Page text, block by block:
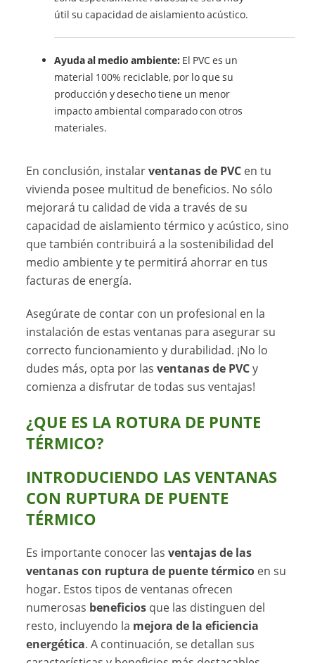
útil su capacidad de aislamiento acústico.
Ayuda al medio ambiente: El PVC es un
material 100% reciclable, por lo que su
producción y desecho tiene un menor
impacto ambiental comparado con otros
materiales.
En conclusión, instalarventanas de PVC en tu
vivienda posee multitud de beneficios. No sólo
mejorará tu calidad de vida a través de su
capacidad de aislamiento térmico y acústico, sino
que también contribuirá a la sostenibilidad del
medio ambiente y te permitirá ahorrar en tus
facturas de energía.
Asegúrate de contar con un profesional en la
instalación de estas ventanas para asegurar su
correcto funcionamiento y durabilidad. ¡No lo
dudes más, opta por lasventanas de PVCy
comienza a disfrutar de todas sus ventajas!
¿QUE ES LA ROTURA DE PUNTE
TÉRMICO?
INTRODUCIENDO LAS VENTANAS
CON RUPTURA DE PUENTE
TÉRMICO
Es importante conocer lasventajas de las
ventanas con ruptura de puente térmico en su
hogar. Estos tipos de ventanas ofrecen
numerosas beneficios que las distinguen del
resto, incluyendo la mejora de la eficiencia
energética. A continuación, se detallan sus